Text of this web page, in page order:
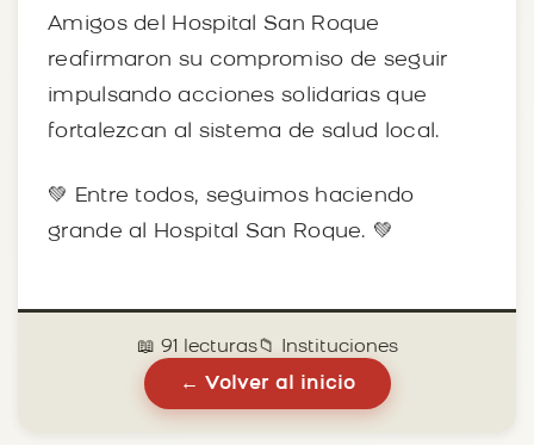
Amigos del Hospital San Roque
reafirmaron su compromiso de seguir
impulsando acciones solidarias que
fortalezcan al sistema de salud local.
💚 Entre todos, seguimos haciendo
grande al Hospital San Roque. 💚
📖 91 lecturas📁 Instituciones
← Volver al inicio